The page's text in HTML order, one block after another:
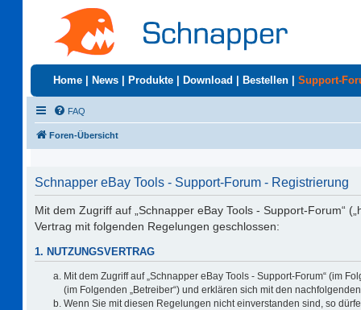
Home News Produkte Download Bestellen Support-
FAQ
Foren-Übersicht
Schnapper eBay Tools - Support-Forum - Registrierung
Mit dem Zugriff auf „Schnapper eBay Tools - Support-Forum“
Vertrag mit folgenden Regelungen geschlossen:
1. NUTZUNGSVERTRAG
Mit dem Zugriff auf „Schnapper eBay Tools - Support-Forum“ (im
(im Folgenden „Betreiber“) und erklären sich mit den
Wenn Sie mit diesen Regelungen nicht einverstanden sind, so